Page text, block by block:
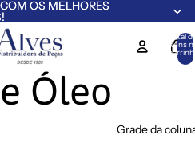
OS MELHORES
OS MELHORES
Total
itens
Óleo
Grade da